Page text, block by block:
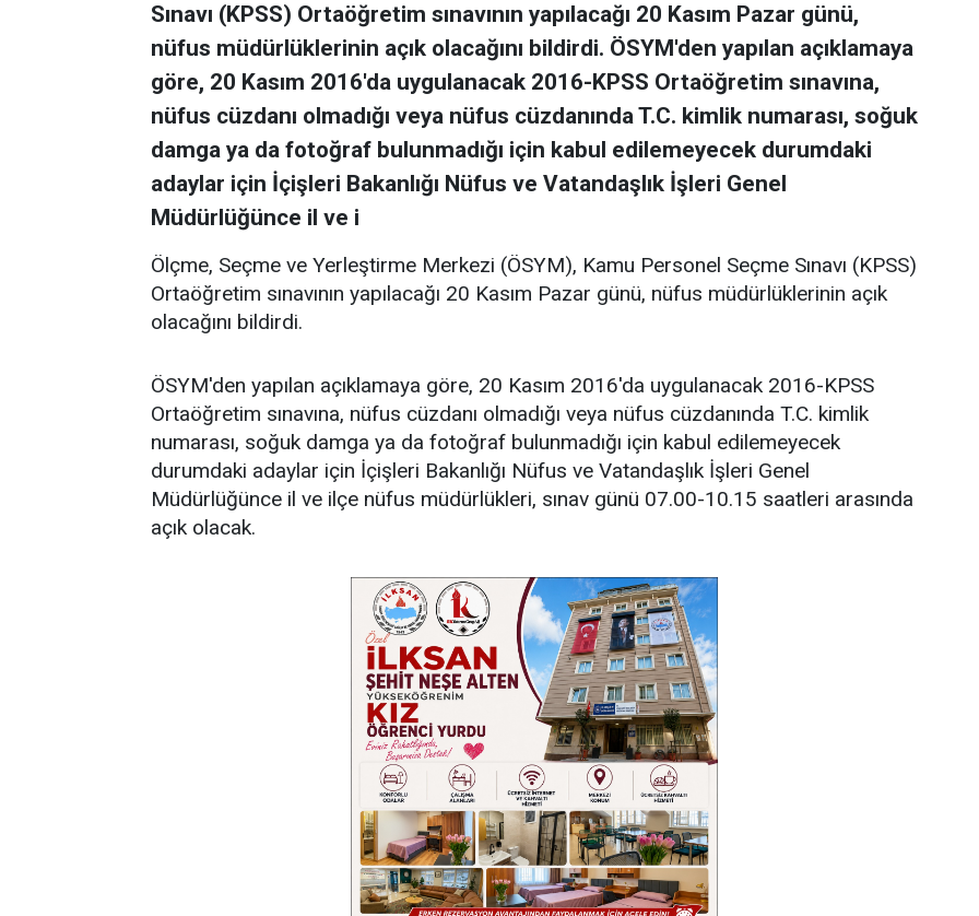
Sınavı (KPSS) Ortaöğretim sınavının yapılacağı 20 Kasım Pazar günü,
nüfus müdürlüklerinin açık olacağını bildirdi. ÖSYM'den yapılan açıklamaya
göre, 20 Kasım 2016'da uygulanacak 2016-KPSS Ortaöğretim sınavına,
nüfus cüzdanı olmadığı veya nüfus cüzdanında T.C. kimlik numarası, soğuk
damga ya da fotoğraf bulunmadığı için kabul edilemeyecek durumdaki
adaylar için İçişleri Bakanlığı Nüfus ve Vatandaşlık İşleri Genel
Müdürlüğünce il ve i
Ölçme, Seçme ve Yerleştirme Merkezi (ÖSYM), Kamu Personel Seçme Sınavı (KPSS)
Ortaöğretim sınavının yapılacağı 20 Kasım Pazar günü, nüfus müdürlüklerinin açık
olacağını bildirdi.
ÖSYM'den yapılan açıklamaya göre, 20 Kasım 2016'da uygulanacak 2016-KPSS
Ortaöğretim sınavına, nüfus cüzdanı olmadığı veya nüfus cüzdanında T.C. kimlik
numarası, soğuk damga ya da fotoğraf bulunmadığı için kabul edilemeyecek
durumdaki adaylar için İçişleri Bakanlığı Nüfus ve Vatandaşlık İşleri Genel
Müdürlüğünce il ve ilçe nüfus müdürlükleri, sınav günü 07.00-10.15 saatleri arasında
açık olacak.